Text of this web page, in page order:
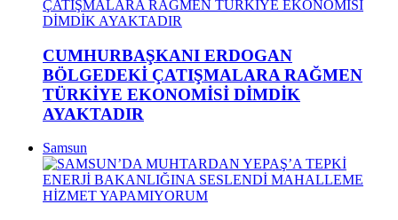
CUMHURBAŞKANI ERDOGAN
BÖLGEDEKİ ÇATIŞMALARA RAĞMEN
TÜRKİYE EKONOMİSİ DİMDİK
AYAKTADIR
Samsun